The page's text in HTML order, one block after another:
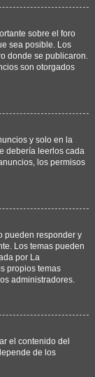
sobre el foro
sea posible. Los
donde se publicaron.
son otorgados
y solo en la
debería leerlos cada
los permisos
pueden responder y
Los temas pueden
por La
propios temas
administradores.
el contenido del
de los